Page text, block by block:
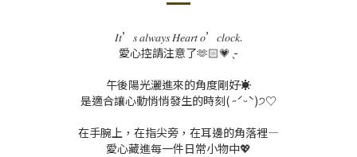
𝐼𝑡’ 𝑠𝑎𝑙𝑤𝑎𝑦𝑠𝐻𝑒𝑎𝑟𝑡𝑜’ 𝑐𝑙𝑜𝑐𝑘.
愛心控請注意了🫶🏻💗 ̖-
午後陽光灑進來的角度剛好☀️
是適合讓心動悄悄發生的時刻( ˶ˊᵕˋ)੭♡
在手腕上，在指尖旁，在耳邊的角落裡—
愛心藏進每一件日常小物中💖